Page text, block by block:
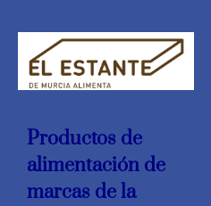
Productos de
alimentación de
marcas de la